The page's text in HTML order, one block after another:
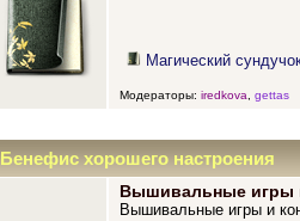
Магический
Модераторы: iredkova gettas
Бенефис хорошего настроения
Вышивальные игры
Вышивальные игры и